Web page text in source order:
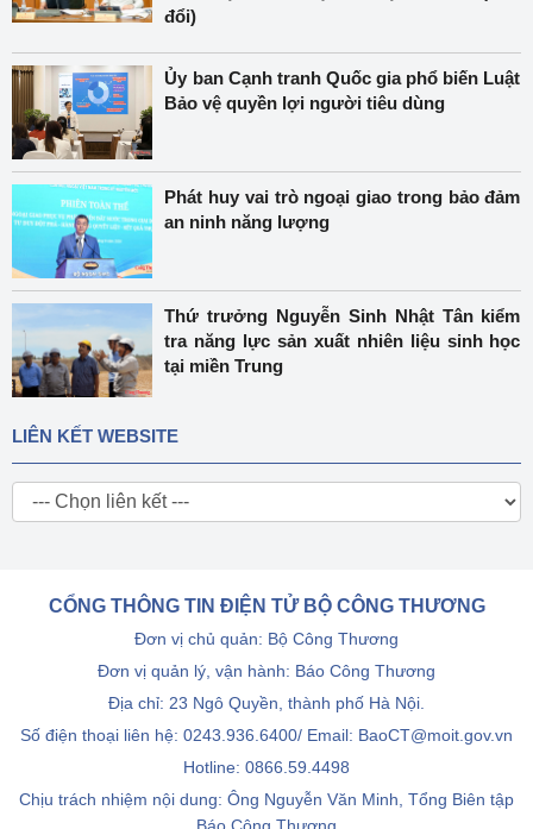
đổi)
Ủy ban Cạnh tranh Quốc gia phổ biến Luật
Bảo vệ quyền lợi người tiêu dùng
Phát huy vai trò ngoại giao trong bảo đảm
an ninh năng lượng
Thứ trưởng Nguyễn Sinh Nhật Tân kiểm
tra năng lực sản xuất nhiên liệu sinh học
tại miền Trung
LIÊN KẾT WEBSITE
CỔNG THÔNG TIN ĐIỆN TỬ BỘ CÔNG THƯƠNG
Đơn vị chủ quản: Bộ Công Thương
Đơn vị quản lý, vận hành: Báo Công Thương
Địa chỉ: 23 Ngô Quyền, thành phố Hà Nội.
Số điện thoại liên hệ: 0243.936.6400/ Email: BaoCT@moit.gov.vn
Hotline: 0866.59.4498
Chịu trách nhiệm nội dung: Ông Nguyễn Văn Minh, Tổng Biên tập